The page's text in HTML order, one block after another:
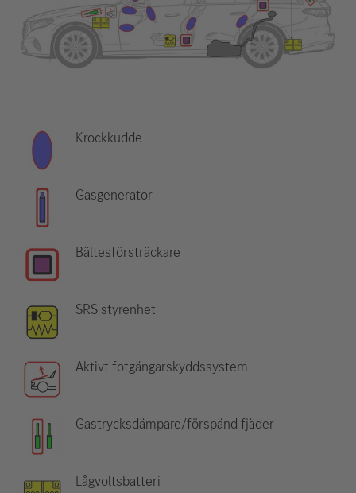
Krockkudde
Gasgenerator
Bältesförsträckare
SRS styrenhet
Aktivt fotgängarskyddssystem
Gastrycksdämpare/förspänd fjäder
Lågvoltsbatteri